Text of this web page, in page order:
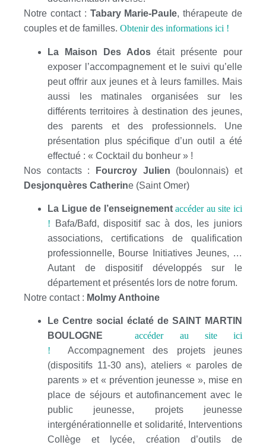
Notre contact : Tabary Marie-Paule, thérapeute de
couples et de familles. Obtenir des informations ici !
La Maison Des Ados était présente pour
exposer l’accompagnement et le suivi qu’elle
peut offrir aux jeunes et à leurs familles. Mais
aussi les matinales organisées sur les
différents territoires à destination des jeunes,
des parents et des professionnels. Une
présentation plus spécifique d’un outil a été
effectué : « Cocktail du bonheur » !
Nos contacts :
Fourcroy Julien (boulonnais) et
Desjonquères Catherine (Saint Omer)
La Ligue de l’enseignementaccéder au site ici
!
Bafa/Bafd, dispositif sac à dos, les juniors
associations, certifications de qualification
professionnelle, Bourse Initiatives Jeunes, …
Autant de dispositif développés sur le
département et présentés lors de notre forum.
Notre contact : Molmy Anthoine
Le Centre social éclaté de SAINT MARTIN
BOULOGNEaccéder au site ici
!
Accompagnement des projets jeunes
(dispositifs 11-30 ans), ateliers « paroles de
parents » et « prévention jeunesse », mise en
place de séjours et autofinancement avec le
public jeunesse, projets jeunesse
intergénérationnelle et solidarité, Interventions
Collège et lycée, création d’outils de